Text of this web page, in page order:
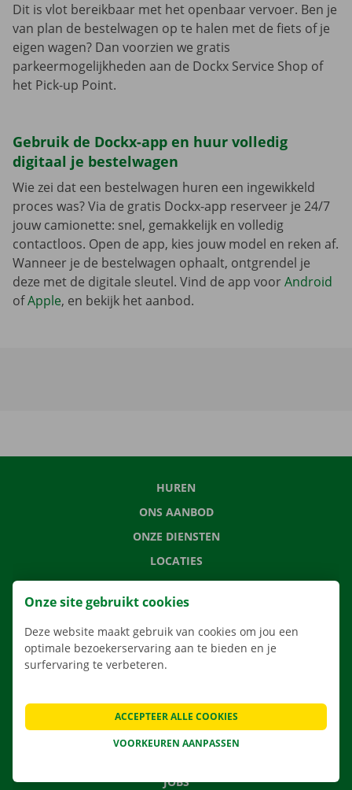
Dit is vlot bereikbaar met het openbaar vervoer. Ben je
van plan de bestelwagen op te halen met de fiets of je
eigen wagen? Dan voorzien we gratis
parkeermogelijkheden aan de Dockx Service Shop of
het Pick-up Point.
Gebruik de Dockx-app en huur volledig
digitaal je bestelwagen
Wie zei dat een bestelwagen huren een ingewikkeld
proces was? Via de gratis Dockx-app reserveer je 24/7
jouw camionette: snel, gemakkelijk en volledig
contactloos. Open de app, kies jouw model en reken af.
Wanneer je de bestelwagen ophaalt, ontgrendel je
deze met de digitale sleutel. Vind de app voorAndroid
ofApple, en bekijk het aanbod.
HUREN
ONS AANBOD
ONZE DIENSTEN
LOCATIES
APP
VERHUISOPLOSSINGEN
VEELGESTELDE VRAGEN
NIEUWS
JOBS
Onze site gebruikt cookies
Deze website maakt gebruik van cookies om jou een
optimale bezoekerservaring aan te bieden en je
surfervaring te verbeteren.
VOORKEUREN AANPASSEN
ACCEPTEER ALLE COOKIES